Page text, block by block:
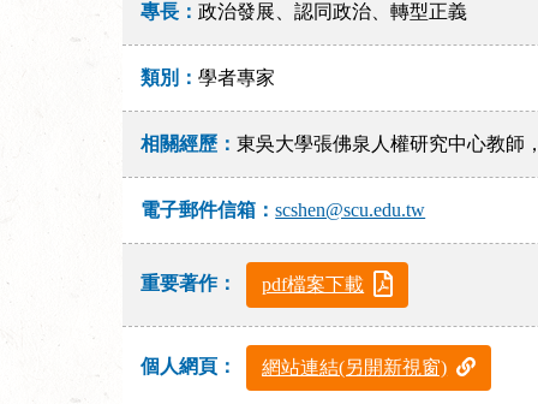
專長：政治發展、認同政治、轉型正義
類別：學者專家
相關經歷：東吳大學張佛泉人權研究中心教師
電子郵件信箱：scshen@scu.edu.tw
重要著作： pdf檔案下載
個人網頁： 網站連結(另開新視窗)